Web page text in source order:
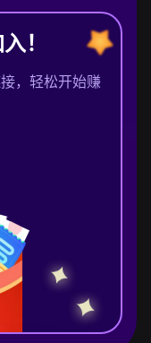
！
，轻松开始赚